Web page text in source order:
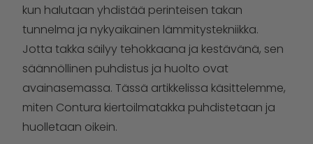
kun halutaan yhdistää perinteisen takan
tunnelma ja nykyaikainen lämmitystekniikka.
Jotta takka säilyy tehokkaana ja kestävänä, sen
säännöllinen puhdistus ja huolto ovat
avainasemassa. Tässä artikkelissa käsittelemme,
miten Contura kiertoilmatakka puhdistetaan ja
huolletaan oikein.